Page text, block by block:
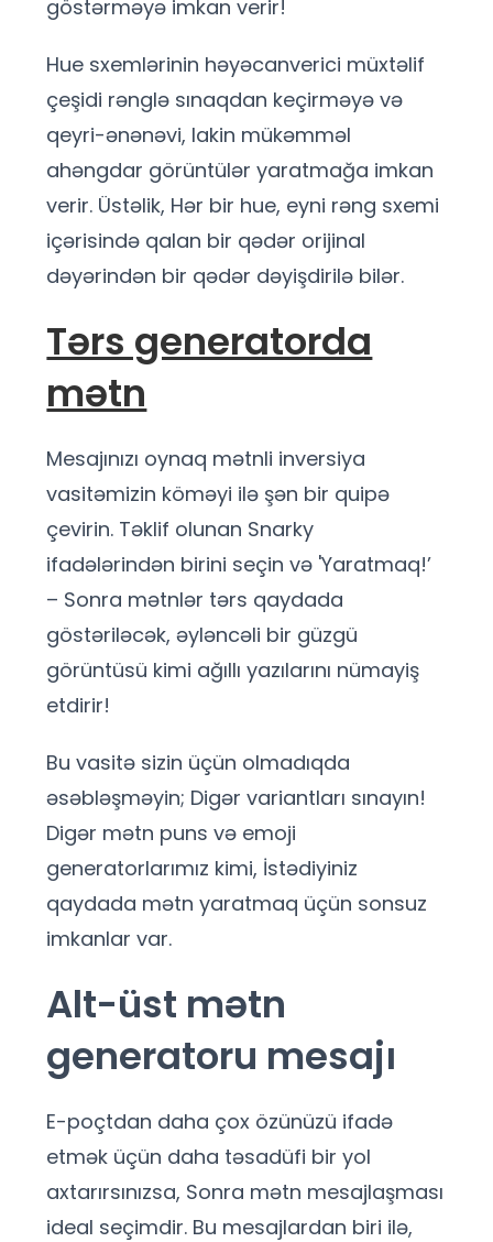
göstərməyə imkan verir!
Hue sxemlərinin həyəcanverici müxtəlif
çeşidi rənglə sınaqdan keçirməyə və
qeyri-ənənəvi, lakin mükəmməl
ahəngdar görüntülər yaratmağa imkan
verir. Üstəlik, Hər bir hue, eyni rəng sxemi
içərisində qalan bir qədər orijinal
dəyərindən bir qədər dəyişdirilə bilər.
Tərs generatorda
mətn
Mesajınızı oynaq mətnli inversiya
vasitəmizin köməyi ilə şən bir quipə
çevirin. Təklif olunan Snarky
ifadələrindən birini seçin və 'Yaratmaq!’
– Sonra mətnlər tərs qaydada
göstəriləcək, əyləncəli bir güzgü
görüntüsü kimi ağıllı yazılarını nümayiş
etdirir!
Bu vasitə sizin üçün olmadıqda
əsəbləşməyin; Digər variantları sınayın!
Digər mətn puns və emoji
generatorlarımız kimi, İstədiyiniz
qaydada mətn yaratmaq üçün sonsuz
imkanlar var.
Alt-üst mətn
generatoru mesajı
E-poçtdan daha çox özünüzü ifadə
etmək üçün daha təsadüfi bir yol
axtarırsınızsa, Sonra mətn mesajlaşması
ideal seçimdir. Bu mesajlardan biri ilə,